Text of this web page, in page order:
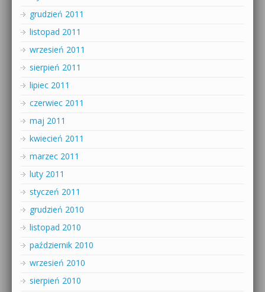
grudzień 2011
listopad 2011
wrzesień 2011
sierpień 2011
lipiec 2011
czerwiec 2011
maj 2011
kwiecień 2011
marzec 2011
luty 2011
styczeń 2011
grudzień 2010
listopad 2010
październik 2010
wrzesień 2010
sierpień 2010